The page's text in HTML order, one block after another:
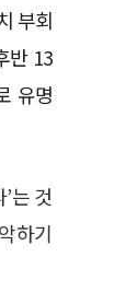
부회
반 13
유명
는 것
하기